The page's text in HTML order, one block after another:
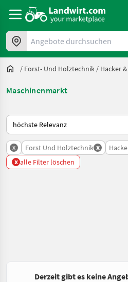
Angebote durchsuchen
/ Forst- Und Holztechnik / Hacker
Maschinenmarkt
So wird auf Landwirt.com sortiert
x Forst Und Holztechnik x
x alle Filter löschen
Derzeit gibt es keine